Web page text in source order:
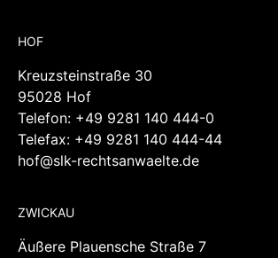
HOF
Kreuzsteinstraße 30
95028 Hof
Telefon: +49 9281 140 444-0
Telefax: +49 9281 140 444-44
hof@slk-rechtsanwaelte.de
ZWICKAU
Äußere Plauensche Straße 7